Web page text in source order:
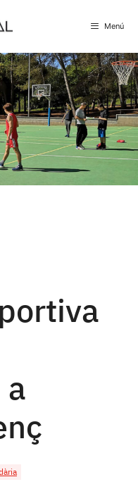
Menú